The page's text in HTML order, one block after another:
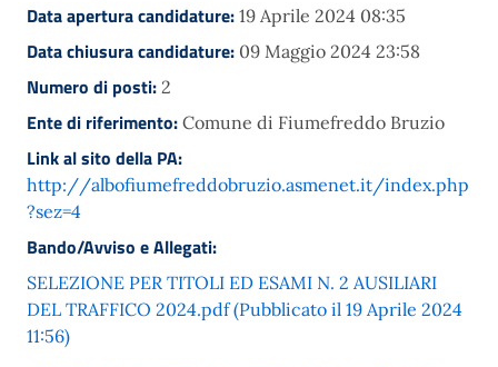
Data apertura candidature: 19 Aprile 2024 08:35
Data chiusura candidature: 09 Maggio 2024 23:58
Numero di posti: 2
Ente di riferimento: Comune di Fiumefreddo Bruzio
Link al sito della PA:
http://albofiumefreddobruzio.asmenet.it/index.php
?sez=4
Bando/Avviso e Allegati:
SELEZIONE PER TITOLI ED ESAMI N. 2 AUSILIARI
DEL TRAFFICO 2024.pdf (Pubblicato il 19 Aprile 2024
11:56)